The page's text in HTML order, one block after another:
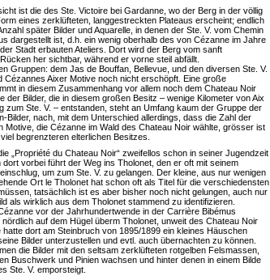
ist die des Ste. Victoire bei Gardanne, wo der Berg in der völlig
eines zerklüfteten, langgestreckten Plateaus erscheint; endlich
später Bilder und Aquarelle, in denen der Ste. V. vom Chemin
dargestellt ist, d.h. ein wenig oberhalb des von Cézanne im Jahre
Stadt erbauten Ateliers. Dort wird der Berg vom sanft
her sichtbar, während er vorne steil abfällt.
Gruppen: dem Jas de Bouffan, Bellevue, und den diversen Ste. V.
Cézannes Aixer Motive noch nicht erschöpft. Eine große
in diesem Zusammenhang vor allem noch dem Chateau Noir
der Bilder, die in diesem großen Besitz – wenige Kilometer von Aix
zum Ste. V. – entstanden, steht an Umfang kaum der Gruppe der
Bilder, nach, mit dem Unterschied allerdings, dass die Zahl der
Motive, die Cézanne im Wald des Chateau Noir wählte, grösser ist
begrenzteren elterlichen Besitzes.
„Propriété du Chateau Noir“ zweifellos schon in seiner Jugendzeit
dort vorbei führt der Weg ins Tholonet, den er oft mit seinem
um zum Ste. V. zu gelangen. Der kleine, aus nur wenigen
Ort le Tholonet hat schon oft als Titel für die verschiedensten
tatsächlich ist es aber bisher noch nicht gelungen, auch nur
als wirklich aus dem Tholonet stammend zu identifizieren.
vor der Jahrhundertwende in der Carrière Bibémus
nördlich auf dem Hügel überm Tholonet, unweit des Chateau Noir
hatte dort am Steinbruch von 1895/1899 ein kleines Häuschen
Bilder unterzustellen und evtl. auch übernachten zu können.
die Bilder mit den seltsam zerklüfteten rotgelben Felsmassen,
Buschwerk und Pinien wachsen und hinter denen in einem Bilde
Ste. V. emporsteigt.